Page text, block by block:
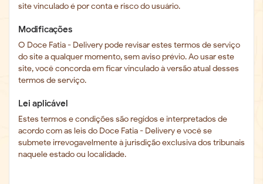
site vinculado é por conta e risco do usuário.
Modificações
O Doce Fatia - Delivery pode revisar estes termos de serviço
do site a qualquer momento, sem aviso prévio. Ao usar este
site, você concorda em ficar vinculado à versão atual desses
termos de serviço.
Lei aplicável
Estes termos e condições são regidos e interpretados de
acordo com as leis do Doce Fatia - Delivery e você se
submete irrevogavelmente à jurisdição exclusiva dos tribunais
naquele estado ou localidade.